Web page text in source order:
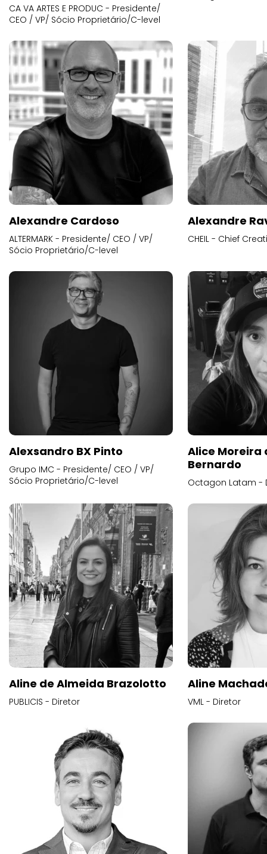
CA VA ARTES E PRODUC - Presidente/
CEO / VP/ Sócio Proprietário/C-level
Alexandre Cardoso
ALTERMARK - Presidente/ CEO / VP/
Sócio Proprietário/C-level
Alexandre
CHEIL - Chief
Alexsandro BX Pinto
Grupo IMC - Presidente/ CEO / VP/
Sócio Proprietário/C-level
Alice
Bernardo
Octagon Latam -
Aline de Almeida Brazolotto
PUBLICIS - Diretor
Aline
VML - Diretor